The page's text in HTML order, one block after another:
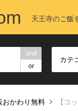
天王寺のご飯
and
or
カテ
おかわり無料 【コ